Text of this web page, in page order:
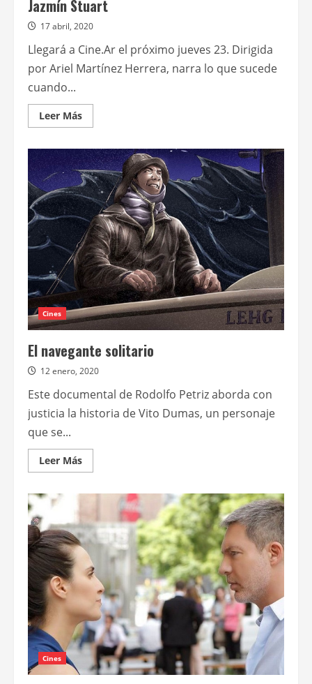
Jazmín Stuart
17 abril, 2020
Llegará a Cine.Ar el próximo jueves 23. Dirigida
por Ariel Martínez Herrera, narra lo que sucede
cuando...
Leer MásLeer
más
Se
estrena
Tóxico,
con
el
protagónico
de
Jazmín
Stuart
Cines
El navegante solitario
12 enero, 2020
Este documental de Rodolfo Petriz aborda con
justicia la historia de Vito Dumas, un personaje
que se...
Leer MásLeer
más
navegante
solitario
Cines